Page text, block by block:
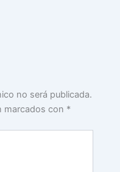
no será publicada.
marcados con *